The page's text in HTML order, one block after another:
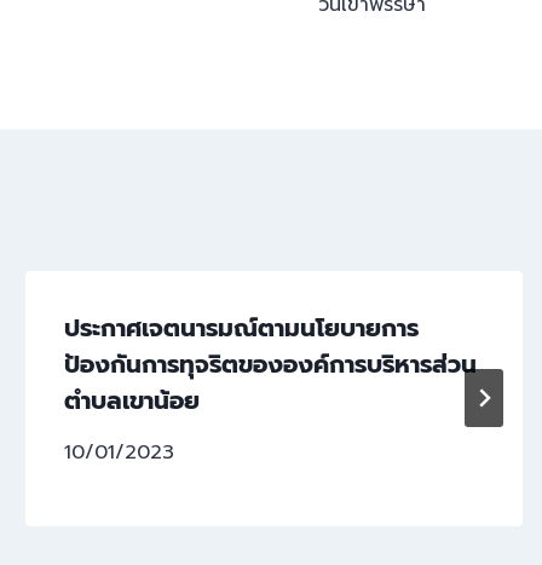
ประกาศเจตนารมณ์ตามนโยบายการ
ป้องกันการทุจริตขององค์การบริหารส่วน
ตำบลเขาน้อย
10/01/2023